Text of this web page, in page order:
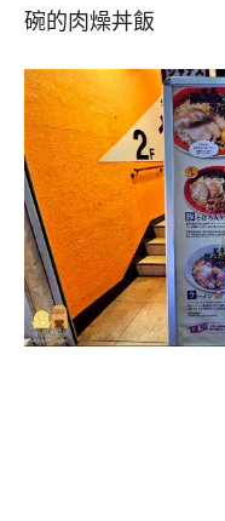
碗的肉燥丼飯